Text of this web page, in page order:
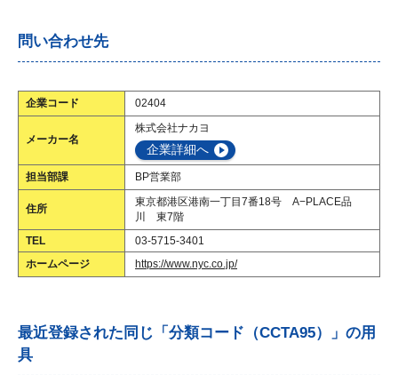
問い合わせ先
企業コード 02404
メーカー名
株式会社ナカヨ
企業詳細へ
担当部課 BP営業部
住所
東京都港区港南一丁目7番18号 A−PLACE品
川 東7階
TEL
03-5715-3401
ホームページ
https://www.nyc.co.jp/
最近登録された同じ「分類コード（CCTA95）」の用
具